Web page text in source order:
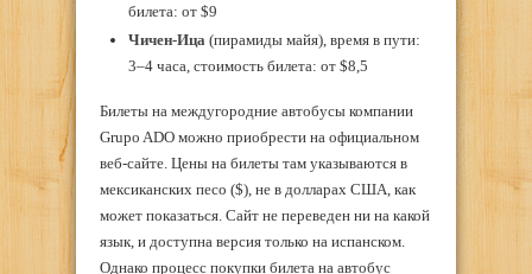
билета: от $9
Чичен-Ица(пирамиды майя), время в пути:
3–4 часа, стоимость билета: от $8,5
Билеты на междугородние автобусы компании
Grupo ADO можно приобрести на официальном
веб-сайте. Цены на билеты там указываются в
мексиканских песо ($), не в долларах США, как
может показаться. Сайт не переведен ни на какой
язык, и доступна версия только на испанском.
Однако процесс покупки билета на автобус